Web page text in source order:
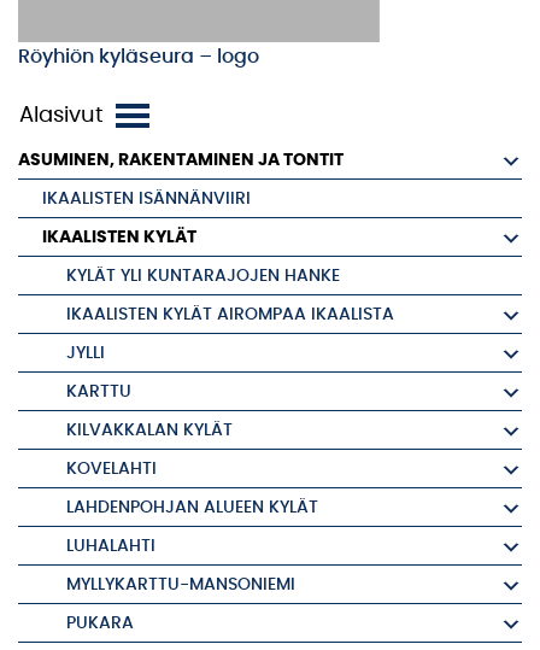
ASUMINEN, RAKENTAMINEN JA TONTIT
IKAALISTEN ISÄNNÄNVIIRI
IKAALISTEN KYLÄT
KYLÄT YLI KUNTARAJOJEN HANKE
IKAALISTEN KYLÄT AIROMPAA IKAALISTA
JYLLI
KARTTU
KILVAKKALAN KYLÄT
KOVELAHTI
LAHDENPOHJAN ALUEEN KYLÄT
LUHALAHTI
MYLLYKARTTU-MANSONIEMI
PUKARA
Röyhiön kyläseura – logo